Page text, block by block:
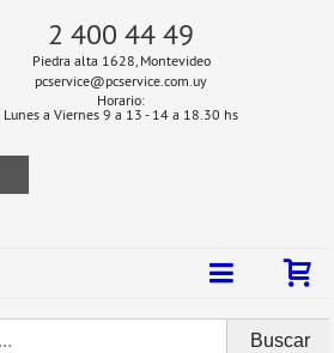
2 400 44 49
Piedra alta 1628, Montevideo
pcservice@pcservice.com.uy
Horario:
Lunes a Viernes 9 a 13 - 14 a 18.30 hs